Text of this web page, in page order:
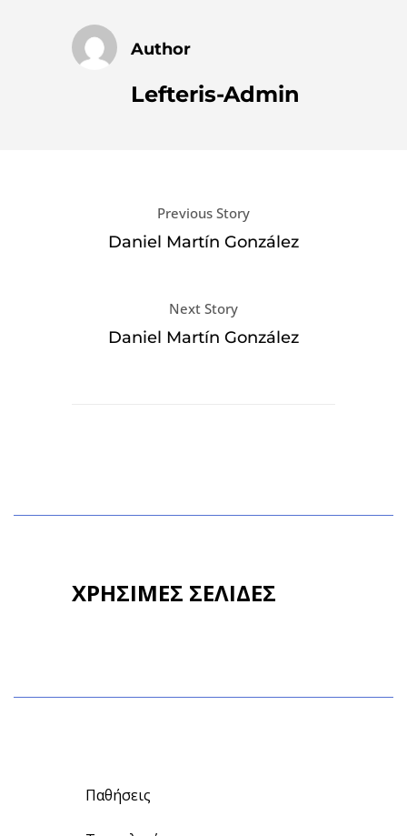
Author
Lefteris-Admin
Previous Story
Daniel Martín González
Next Story
Daniel Martín González
ΧΡΗΣΙΜΕΣ ΣΕΛΙΔΕΣ
Παθήσεις